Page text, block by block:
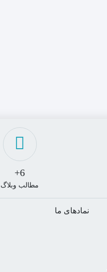
6+
مطالب وبلاگ
نمادهای ما